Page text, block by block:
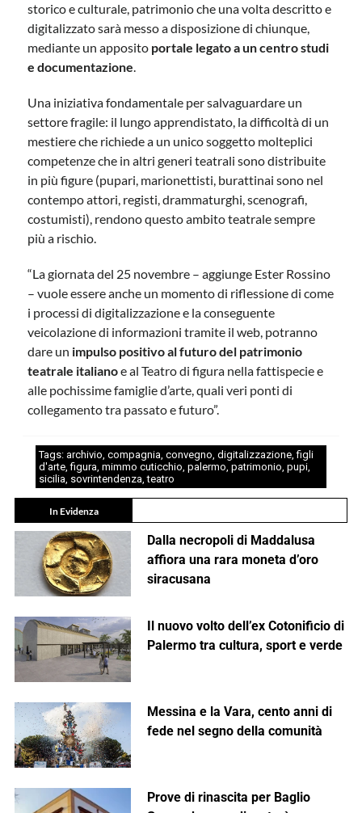
storico e culturale, patrimonio che una volta descritto e
digitalizzato sarà messo a disposizione di chiunque,
mediante un apposito portale legato a un centro studi
e documentazione.
Una iniziativa fondamentale per salvaguardare un
settore fragile: il lungo apprendistato, la difficoltà di un
mestiere che richiede a un unico soggetto molteplici
competenze che in altri generi teatrali sono distribuite
in più figure (pupari, marionettisti, burattinai sono nel
contempo attori, registi, drammaturghi, scenografi,
costumisti), rendono questo ambito teatrale sempre
più a rischio.
“La giornata del 25 novembre – aggiunge Ester Rossino
– vuole essere anche un momento di riflessione di come
i processi di digitalizzazione e la conseguente
veicolazione di informazioni tramite il web, potranno
dare un impulso positivo al futuro del patrimonio
teatrale italianoe al Teatro di figura nella fattispecie e
alle pochissime famiglie d’arte, quali veri ponti di
collegamento tra passato e futuro”.
Tags: archivio, compagnia, convegno, digitalizzazione,figli
d'arte,figura, mimmo cuticchio, palermo, patrimonio, pupi,
sicilia, sovrintendenza,teatro
In Evidenza
Dalla necropoli di Maddalusa
affiora una rara moneta d’oro
siracusana
Il nuovo volto dell’ex Cotonificio di
Palermo tra cultura, sport e verde
Messina e la Vara, cento anni di
fede nel segno della comunità
Prove di rinascita per Baglio